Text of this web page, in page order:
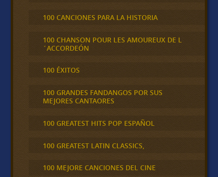
100 CANCIONES PARA LA HISTORIA
100 CHANSON POUR LES AMOUREUX DE L
´ACCORDEÓN
100 ÉXITOS
100 GRANDES FANDANGOS POR SUS
MEJORES CANTAORES
100 GREATEST HITS POP ESPAÑOL
100 GREATEST LATIN CLASSICS,
100 MEJORE CANCIONES DEL CINE